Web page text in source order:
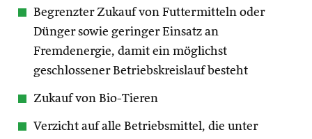
Begrenzter Zukauf von Futtermitteln oder
Dünger sowie geringer Einsatz an
Fremdenergie, damit ein möglichst
geschlossener Betriebskreislauf besteht
Zukauf von Bio-Tieren
Verzicht auf alle Betriebsmittel, die unter